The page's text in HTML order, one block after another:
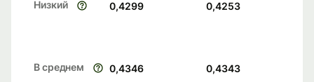
Низкий 0,4299 0,4253
В среднем 0,4346 0,4343